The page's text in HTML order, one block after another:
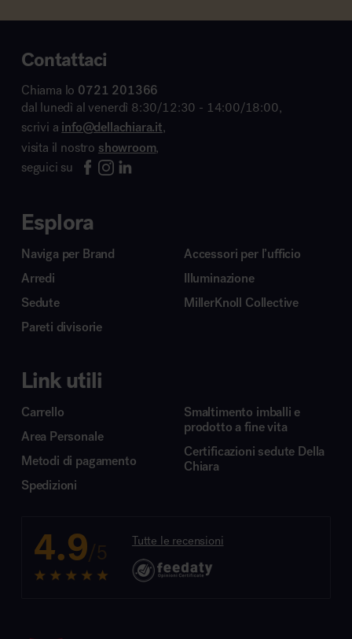
Contattaci
Chiama lo 0721 201366
dal lunedì al venerdì 8:30/12:30 - 14:00/18:00,
scrivi a info@dellachiara.it,
visita il nostro showroom,
seguici su
Esplora
Naviga per Brand
Arredi
Sedute
Pareti divisorie
Accessori per l’ufficio
Illuminazione
MillerKnoll Collective
Link utili
Carrello
Area Personale
Metodi di pagamento
Spedizioni
Smaltimento imballi e
prodotto a fine vita
Certificazioni sedute Della
Chiara
4.9/5 Tutte le recensioni